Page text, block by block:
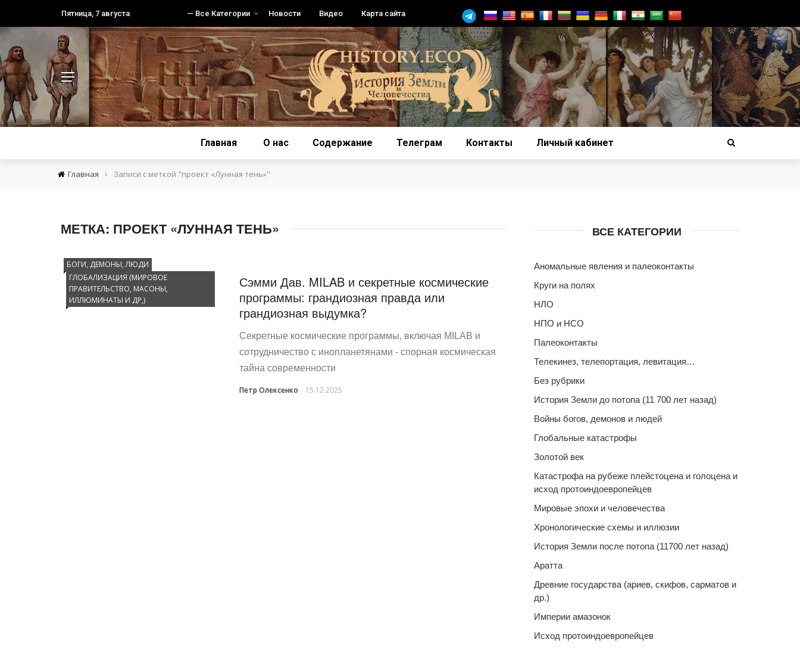
Пятница, 7 августа — Все Категории Новости Видео Карта сайта
Главная О нас Содержание Телеграм Контакты Личный кабинет
Главная › Записи с меткой "проект «Лунная тень»"
МЕТКА: ПРОЕКТ «ЛУННАЯ ТЕНЬ»
БОГИ, ДЕМОНЫ, ЛЮДИ
ГЛОБАЛИЗАЦИЯ (МИРОВОЕ
ПРАВИТЕЛЬСТВО, МАСОНЫ,
ИЛЛЮМИНАТЫ И ДР,)
Сэмми Дав. MILAB и секретные космические
программы: грандиозная правда или
грандиозная выдумка?
Секретные космические программы, включая MILAB и
сотрудничество с инопланетянами - спорная космическая
тайна современности
Петр Олексенко 15.12.2025
ВСЕ КАТЕГОРИИ
Аномальные явления и палеоконтакты
Круги на полях
НЛО
НПО и НСО
Палеоконтакты
Телекинез, телепортация, левитация…
Без рубрики
История Земли до потопа (11 700 лет назад)
Войны богов, демонов и людей
Глобальные катастрофы
Золотой век
Катастрофа на рубеже плейстоцена и голоцена и
исход протоиндоевропейцев
Мировые эпохи и человечества
Хронологические схемы и иллюзии
История Земли после потопа (11700 лет назад)
Аратта
Древние государства (ариев, скифов, сарматов и
др.)
Империи амазонок
Исход протоиндоевропейцев